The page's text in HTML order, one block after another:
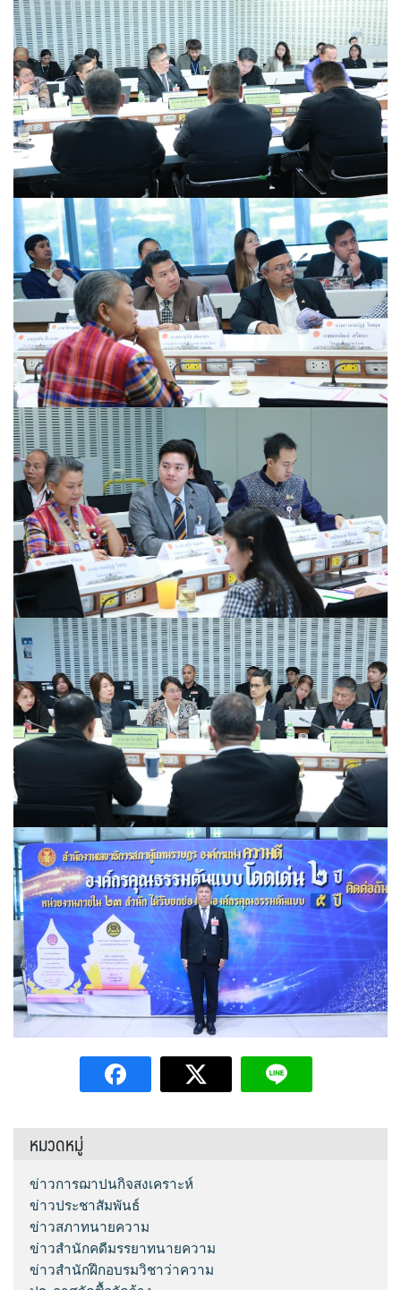
หมวดหมู่
ข่าวการฌาปนกิจสงเคราะห์
ข่าวประชาสัมพันธ์
ข่าวสภาทนายความ
ข่าวสำนักคดีมรรยาทนายความ
ข่าวสำนักฝึกอบรมวิชาว่าความ